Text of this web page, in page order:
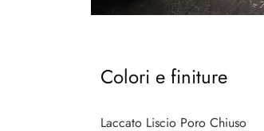
Colori e finiture
Laccato Liscio Poro Chiuso